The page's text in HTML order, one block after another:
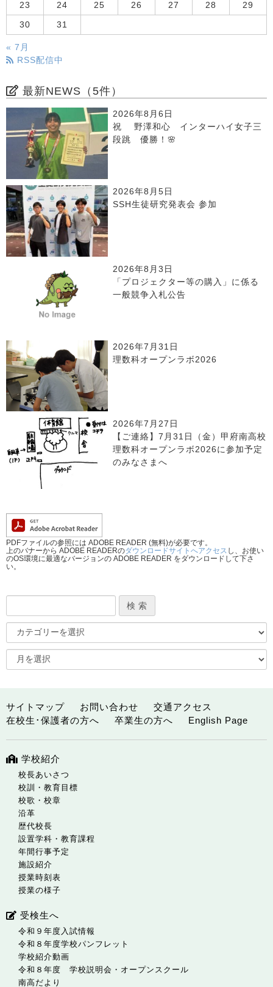
23 24 25 26 27 28 29
30 31
« 7月
RSS配信中
最新NEWS（5件）
2026年8月6日
祝 野澤和心 インターハイ女子三
段跳 優勝！🌸
2026年8月5日
SSH生徒研究発表会 参加
2026年8月3日
「プロジェクター等の購入」に係る
一般競争入札公告
2026年7月31日
理数科オープンラボ2026
2026年7月27日
【ご連絡】7月31日（金）甲府南高校
理数科オープンラボ2026に参加予定
のみなさまへ
PDFファイルの参照には ADOBE READER (無料)が必要です。
上のバナーから ADOBE READERのダウンロードサイトへアクセス し、お使い
のOS環境に最適なバージョンの ADOBE READER をダウンロードして下さ
い。
サイトマップ お問い合わせ
交通アクセス
在校生･保護者の方へ
卒業生の方へ English Page
学校紹介
校長あいさつ
校訓・教育目標
校歌・校章
沿革
歴代校長
設置学科・教育課程
年間行事予定
施設紹介
授業時刻表
授業の様子
受検生へ
令和９年度入試情報
令和８年度学校パンフレット
学校紹介動画
令和８年度 学校説明会・オープンスクール
南高だより